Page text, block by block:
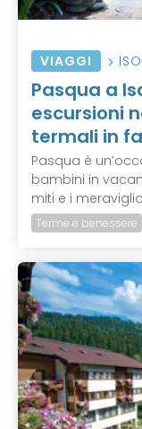
VIAGGI
Pasqua a
escursioni
termali in
Pasqua è
bambini in
miti e i
Terme e benessere